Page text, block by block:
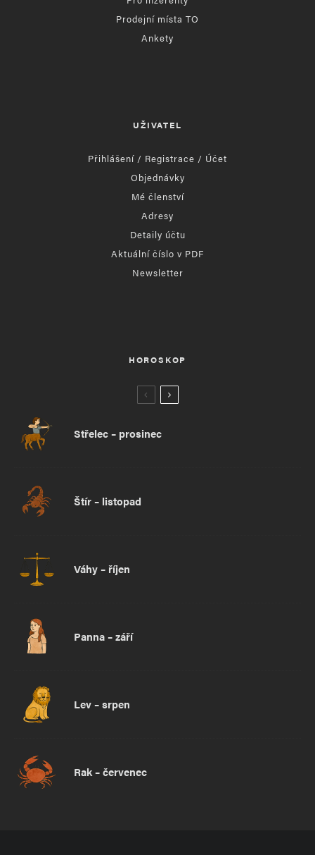
Prodejní místa TO
Ankety
UŽIVATEL
Přihlášení / Registrace / Účet
Objednávky
Mé členství
Adresy
Detaily účtu
Aktuální číslo v PDF
Newsletter
HOROSKOP
Střelec – prosinec
Štír – listopad
Váhy – říjen
Panna – září
Lev – srpen
Rak – červenec